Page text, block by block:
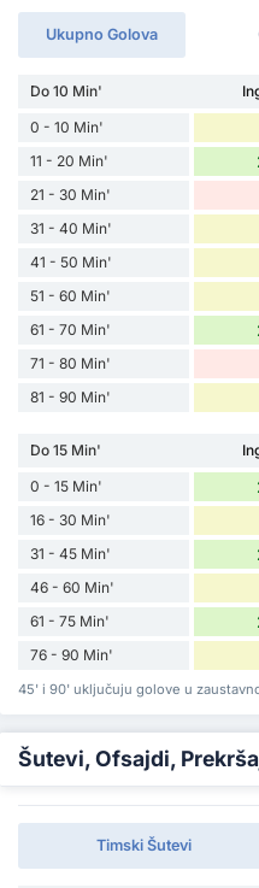
Ukupno Golova
Do 10 Min'
0 - 10 Min'
11 - 20 Min'
21 - 30 Min'
31 - 40 Min'
41 - 50 Min'
51 - 60 Min'
61 - 70 Min'
71 - 80 Min'
81 - 90 Min'
Do 15 Min'
0 - 15 Min'
16 - 30 Min'
31 - 45 Min'
46 - 60 Min'
61 - 75 Min'
76 - 90 Min'
45' i 90' uključuju golove u
Šutevi, Ofsajdi,
Timski Šutevi